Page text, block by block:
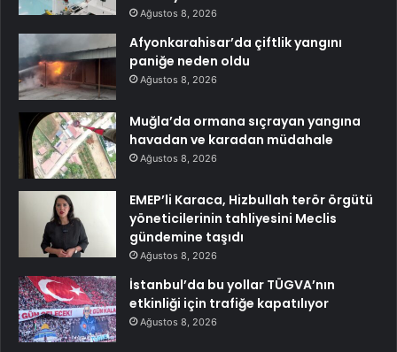
Ağustos 8, 2026
Afyonkarahisar’da çiftlik yangını
paniğe neden oldu
Ağustos 8, 2026
Muğla’da ormana sıçrayan yangına
havadan ve karadan müdahale
Ağustos 8, 2026
EMEP’li Karaca, Hizbullah terör örgütü
yöneticilerinin tahliyesini Meclis
gündemine taşıdı
Ağustos 8, 2026
İstanbul’da bu yollar TÜGVA’nın
etkinliği için trafiğe kapatılıyor
Ağustos 8, 2026